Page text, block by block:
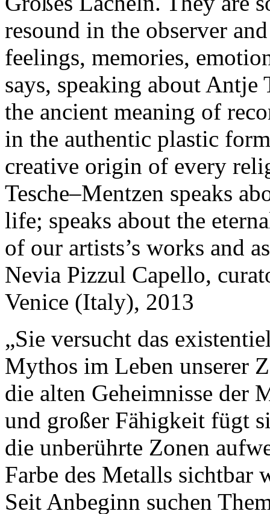
resound in the observer
feelings, memories,
says, speaking about Antje
the ancient meaning of
in the authentic plastic
creative origin of every
Tesche–Mentzen speaks
life; speaks about the
of our artists’s works and
Nevia Pizzul Capello,
Venice (Italy), 2013
„Sie versucht das
Mythos im Leben unserer
die alten Geheimnisse der
und großer Fähigkeit fügt
die unberührte Zonen
Farbe des Metalls sichtbar
Seit Anbeginn suchen